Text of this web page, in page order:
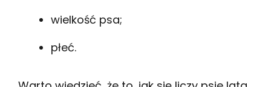
wielkość psa;
płeć.